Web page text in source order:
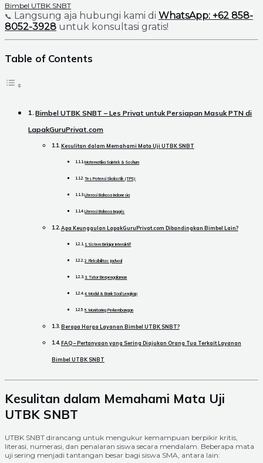
Bimbel UTBK SNBT
📞 Langsung aja hubungi kami di WhatsApp: +62 858-
8052-3928 untuk konsultasi gratis!
Table of Contents
Bimbel UTBK SNBT – Les Privat untuk Persiapan Masuk PTN di
LapakGuruPrivat.com
Kesulitan dalam Memahami Mata Uji UTBK SNBT
Matematika Saintek & Soshum
Tes Potensi Skolastik (TPS)
Literasi Bahasa Indonesia
Literasi Bahasa Inggris
Apa Keunggulan LapakGuruPrivat.com Dibandingkan Bimbel Lain?
1. Sistem Belajar Interaktif
2. Fleksibilitas Jadwal
3. Tutor Berpengalaman
4. Modul & Bank Soal Lengkap
5. Monitoring Perkembangan
Berapa Harga Layanan Bimbel UTBK SNBT?
FAQ – Pertanyaan yang Sering Diajukan Orang Tua Terkait Layanan
Bimbel UTBK SNBT
Kesulitan dalam Memahami Mata Uji
UTBK SNBT
UTBK SNBT dirancang untuk mengukur kemampuan berpikir kritis,
literasi, numerasi, dan penalaran siswa secara mendalam. Beberapa mata
uji sering menjadi tantangan besar bagi siswa SMA, antara lain: